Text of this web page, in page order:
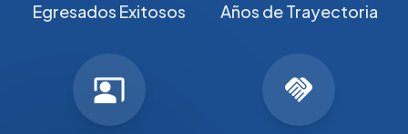
Egresados Exitosos Años de Trayectoria
co_present handshake